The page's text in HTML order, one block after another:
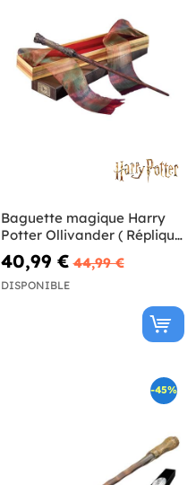
Baguette magique Harry
Potter Ollivander ( Réplique
Officielle)
40,99 € 44,99 €
DISPONIBLE
-45%